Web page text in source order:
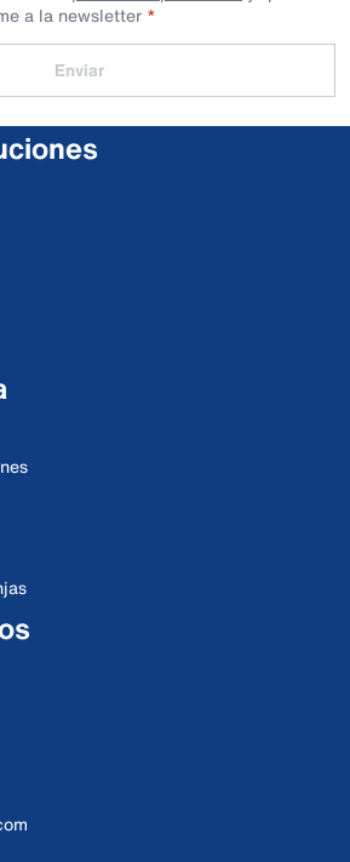
a la newsletter
Enviar